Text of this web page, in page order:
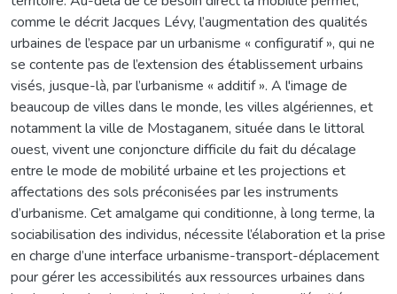
comme le décrit Jacques Lévy, l’augmentation des qualités
urbaines de l’espace par un urbanisme « configuratif », qui ne
se contente pas de l’extension des établissement urbains
visés, jusque-là, par l’urbanisme « additif ». A l'image de
beaucoup de villes dans le monde, les villes algériennes, et
notamment la ville de Mostaganem, située dans le littoral
ouest, vivent une conjoncture difficile du fait du décalage
entre le mode de mobilité urbaine et les projections et
affectations des sols préconisées par les instruments
d’urbanisme. Cet amalgame qui conditionne, à long terme, la
sociabilisation des individus, nécessite l’élaboration et la prise
en charge d’une interface urbanisme-transport-déplacement
pour gérer les accessibilités aux ressources urbaines dans